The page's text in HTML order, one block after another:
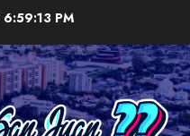
6:59:14 PM